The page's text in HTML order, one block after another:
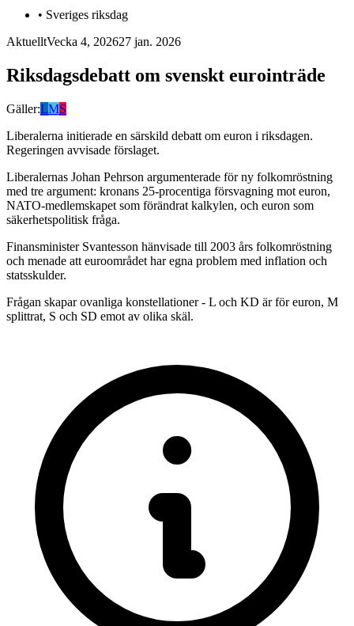
• Sveriges riksdag
AktuelltVecka 4, 202627 jan. 2026
Riksdagsdebatt om svenskt eurointräde
Gäller:LMS
Liberalerna initierade en särskild debatt om euron i riksdagen.
Regeringen avvisade förslaget.
Liberalernas Johan Pehrson argumenterade för ny folkomröstning
med tre argument: kronans 25-procentiga försvagning mot euron,
NATO-medlemskapet som förändrat kalkylen, och euron som
säkerhetspolitisk fråga.
Finansminister Svantesson hänvisade till 2003 års folkomröstning
och menade att euroområdet har egna problem med inflation och
statsskulder.
Frågan skapar ovanliga konstellationer - L och KD är för euron, M
splittrat, S och SD emot av olika skäl.